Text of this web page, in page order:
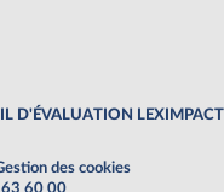
D'ÉVALUATION LEXIMPACT
des cookies
63 60 00